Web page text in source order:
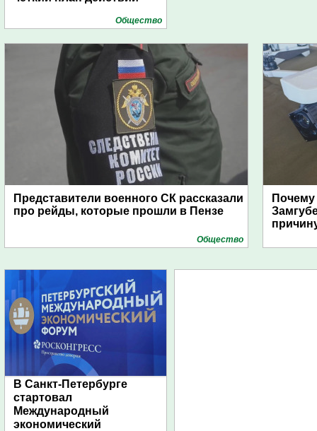
Общество
Представители военного СК рассказали
про рейды, которые прошли в Пензе
Общество
В Санкт-Петербурге
стартовал
Международный
экономический